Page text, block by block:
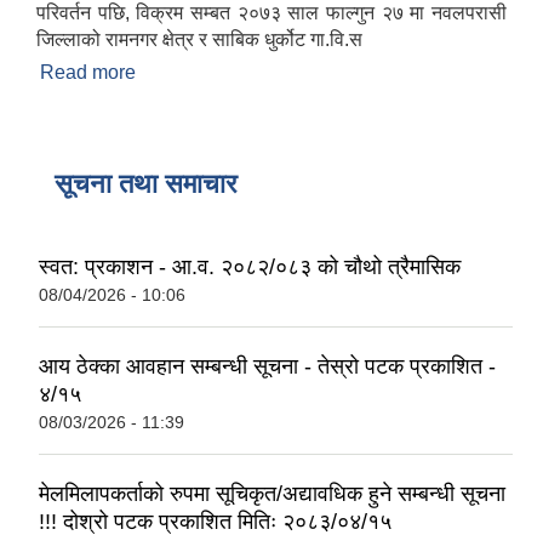
परिवर्तन पछि, विक्रम सम्बत २०७३ साल फाल्गुन २७ मा नवलपरासी
जिल्लाको रामनगर क्षेत्र र साबिक धुर्कोट गा.वि.स
Read more
सूचना तथा समाचार
स्वत: प्रकाशन - आ.व. २०८२/०८३ को चौथो त्रैमासिक
08/04/2026 - 10:06
आय ठेक्का आवहान सम्बन्धी सूचना - तेस्रो पटक प्रकाशित -
४/१५
08/03/2026 - 11:39
मेलमिलापकर्ताको रुपमा सूचिकृत/अद्यावधिक हुने सम्बन्धी सूचना
!!! दोश्रो पटक प्रकाशित मितिः २०८३/०४/१५